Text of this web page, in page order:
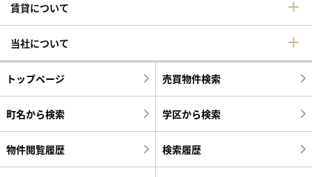
賃貸について
当社について
トップページ 売買物件検索
町名から検索 学区から検索
物件閲覧履歴 検索履歴